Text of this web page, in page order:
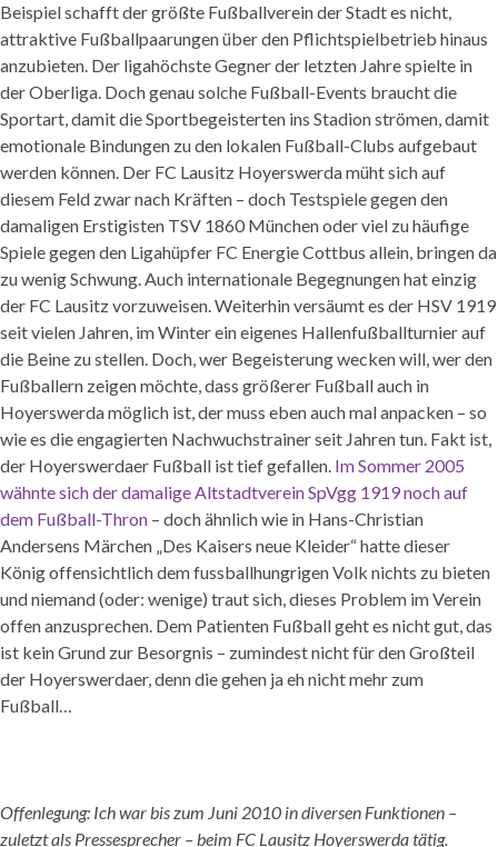
Beispiel schafft der größte Fußballverein der Stadt es nicht,
attraktive Fußballpaarungen über den Pflichtspielbetrieb hinaus
anzubieten. Der ligahöchsteGegner der letzten Jahre spielte in
der Oberliga. Doch genau solche Fußball-Events braucht die
Sportart, damit die Sportbegeisterten ins Stadion strömen, damit
emotionale Bindungen zu den lokalen Fußball-Clubs aufgebaut
werden können. Der FC Lausitz Hoyerswerdamüht sich auf
diesem Feld zwar nach Kräften – doch Testspiele gegen den
damaligen Erstigisten TSV 1860 München oder viel zu häufige
Spiele gegen den Ligahüpfer FC EnergieCottbus allein, bringen da
zu wenig Schwung. Auch internationale Begegnungen hat einzig
der FC Lausitz vorzuweisen. Weiterhin versäumt es der HSV 1919
seit vielen Jahren, im Winter ein eigenes Hallenfußballturnier auf
die Beine zu stellen. Doch, wer Begeisterung wecken will, wer den
Fußballern zeigen möchte, dass größerer Fußball auch in
Hoyerswerdamöglich ist, der muss eben auch mal anpacken – so
wie es die engagierten Nachwuchstrainer seit Jahren tun. Fakt ist,
der Hoyerswerdaer Fußball ist tief gefallen. Im Sommer 2005
wähnte sich der damalige Altstadtverein SpVgg 1919 noch auf
dem Fußball-Thron – doch ähnlich wie in Hans-Christian
Andersens Märchen „Des Kaisers neue Kleider“ hatte dieser
König offensichtlich demfussballhungrigenVolk nichts zu bieten
und niemand (oder: wenige) traut sich, dieses Problem im Verein
offen anzusprechen. Dem Patienten Fußball geht es nicht gut, das
ist kein Grund zur Besorgnis – zumindest nicht für den Großteil
der Hoyerswerdaer, denn die gehen ja eh nicht mehr zum
Fußball…
Offenlegung: Ich war bis zum Juni 2010 in diversen Funktionen –
zuletzt als Pressesprecher – beim FC Lausitz Hoyerswerda tätig.